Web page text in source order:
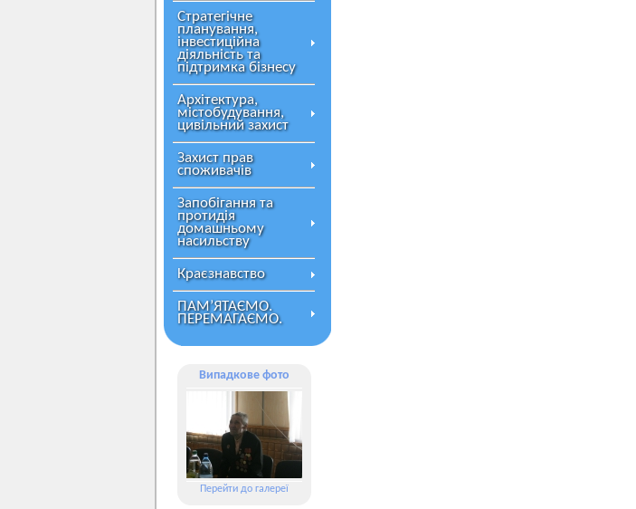
Стратегічне
планування,
інвестиційна
діяльність та
підтримка бізнесу
Архітектура,
містобудування,
цивільний захист
Захист прав
споживачів
Запобігання та
протидія
домашньому
насильству
Краєзнавство
ПАМ’ЯТАЄМО.
ПЕРЕМАГАЄМО.
Випадкове фото
Перейти до галереї